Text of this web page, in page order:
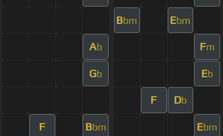
Bbm Ebm
Ab Fm
Gb Eb
F Db
F Bbm Ebm